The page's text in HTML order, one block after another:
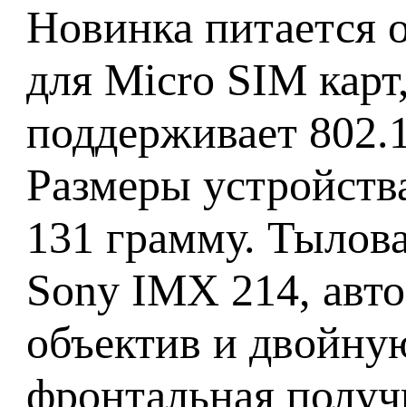
Новинка питается
для Micro SIM
поддерживает
Размеры
131 грамму.
Sony IMX 214,
объектив и
фронтальная